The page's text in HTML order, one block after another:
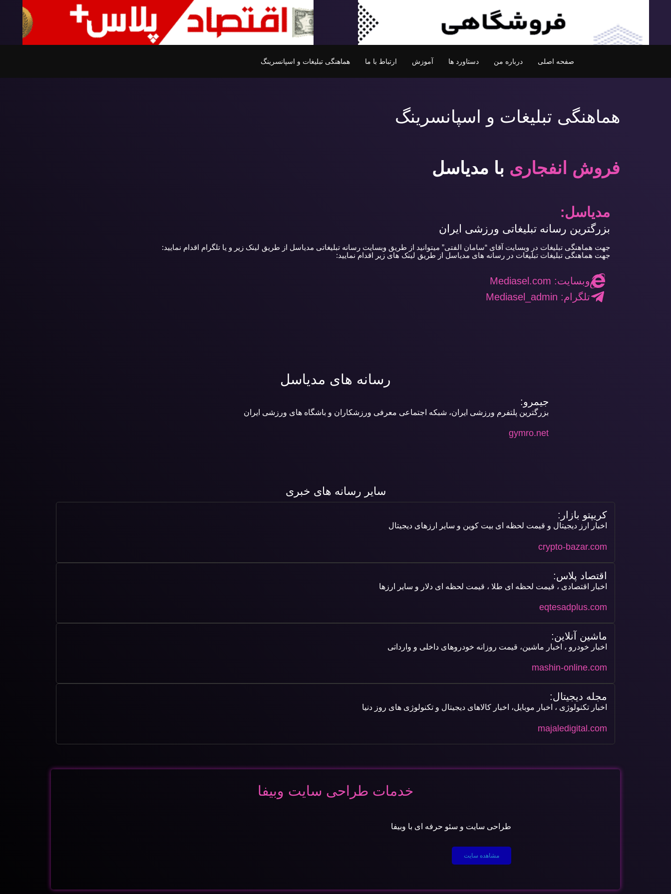
صفحه اصلی درباره من دستاورد ها آموزش ارتباط با ما هماهنگی تبلیغات و اسپانسرینگ
هماهنگی تبلیغات و اسپانسرینگ
فروش انفجاری با مدیاسل
مدیاسل:
بزرگترین رسانه تبلیغاتی ورزشی ایران
جهت هماهنگی تبلیغات در وبسایت آقای “سامان الفتی” میتوانید از طریق وبسایت رسانه تبلیغاتی مدیاسل از طریق لینک زیر و یا تلگرام اقدام نمایید:
جهت هماهنگی تبلیغات تبلیغات در رسانه های مدیاسل از طریق لینک های زیر اقدام نمایید:
وبسایت: Mediasel.com
تلگرام: Mediasel_admin
رسانه های مدیاسل
جیمرو:
بزرگترین پلتفرم ورزشی ایران، شبکه اجتماعی معرفی ورزشکاران و باشگاه های ورزشی ایران
gymro.net
سایر رسانه های خبری
کریپتو بازار:
اخبار ارز دیجیتال و قیمت لحظه ای بیت کوین و سایر ارزهای دیجیتال
crypto-bazar.com
اقتصاد پلاس:
اخبار اقتصادی ، قیمت لحظه ای طلا ، قیمت لحظه ای دلار و سایر ارزها
eqtesadplus.com
ماشین آنلاین:
اخبار خودرو ، اخبار ماشین، قیمت روزانه خودروهای داخلی و وارداتی
mashin-online.com
مجله دیجیتال:
اخبار تکنولوژی ، اخبار موبایل، اخبار کالاهای دیجیتال و تکنولوژی های روز دنیا
majaledigital.com
خدمات طراحی سایت وبیفا
طراحی سایت و سئو حرفه ای با وبیفا
مشاهده سایت